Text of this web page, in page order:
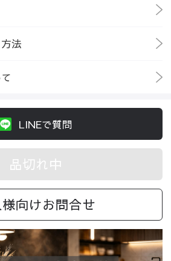
法
LINEで質問
品切れ中
向けお問合せ